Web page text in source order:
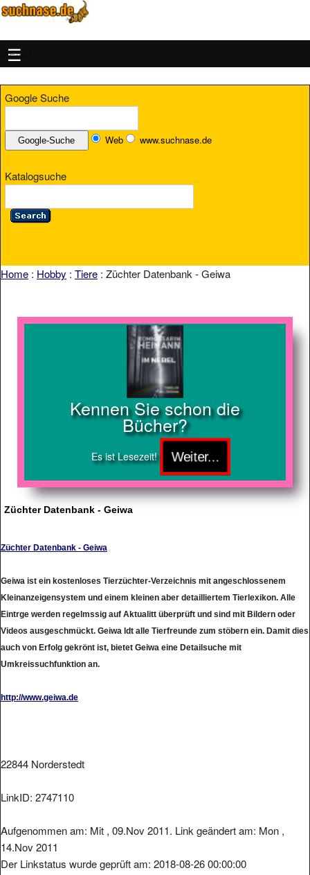
MENU
Google Suche
Web www.suchnase.de
Katalogsuche
Home : Hobby : Tiere : Züchter Datenbank - Geiwa
Kennen Sie schon die
Bücher?
Es ist Lesezeit!
Züchter Datenbank - Geiwa
Züchter Datenbank - Geiwa
Geiwa ist ein kostenloses Tierzüchter-Verzeichnis mit angeschlossenem
Kleinanzeigensystem und einem kleinen aber detailliertem Tierlexikon. Alle
Eintrge werden regelmssig auf Aktualitt überprüft und sind mit Bildern oder
Videos ausgeschmückt. Geiwa ldt alle Tierfreunde zum stöbern ein. Damit dies
auch von Erfolg gekrönt ist, bietet Geiwa eine Detailsuche mit
Umkreissuchfunktion an.
http://www.geiwa.de
22844 Norderstedt
LinkID: 2747110
Aufgenommen am: Mit , 09.Nov 2011. Link geändert am: Mon ,
14.Nov 2011
Der Linkstatus wurde geprüft am: 2018-08-26 00:00:00